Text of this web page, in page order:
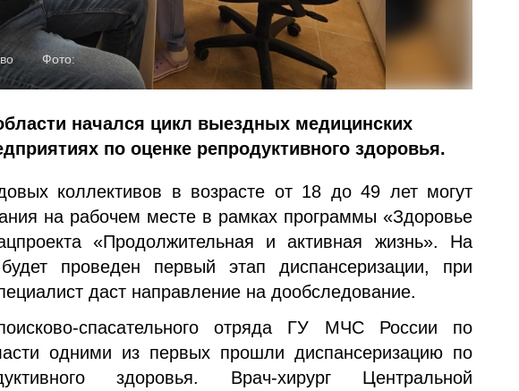
Фото:
начался цикл выездных медицинских
по оценке репродуктивного здоровья.
коллективов в возрасте от 18 до 49 лет могут
на рабочем месте в рамках программы «Здоровье
«Продолжительная и активная жизнь». На
проведен первый этап диспансеризации, при
даст направление на дообследование.
спасательного отряда ГУ МЧС России по
одними из первых прошли диспансеризацию по
здоровья. Врач-хирург Центральной